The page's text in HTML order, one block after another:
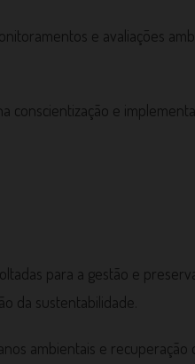
e avaliações
conscientização e
para a gestão e
da sustentabilidade.
ambientais e recuperação